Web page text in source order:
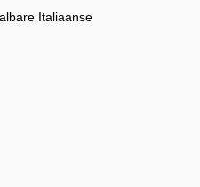
Italiaanse